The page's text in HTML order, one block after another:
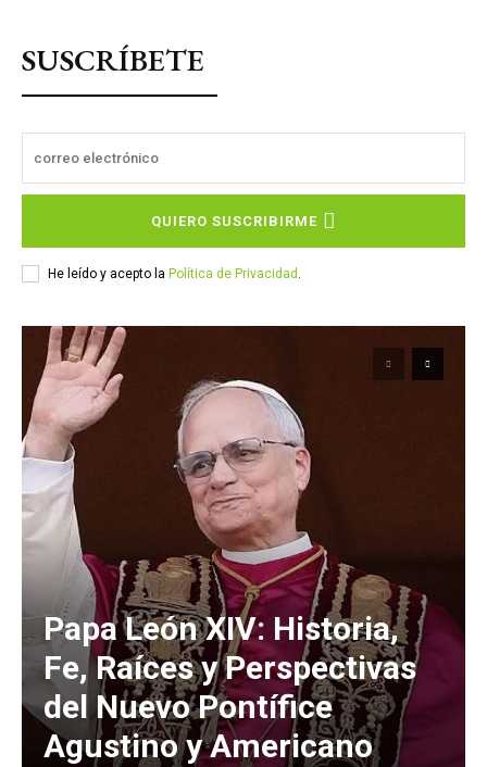
SUSCRÍBETE
QUIERO SUSCRIBIRME
He leído y acepto la Política de Privacidad
Papa León XIV: Historia,
Fe, Raíces y Perspectivas
del Nuevo Pontífice
Agustino y Americano